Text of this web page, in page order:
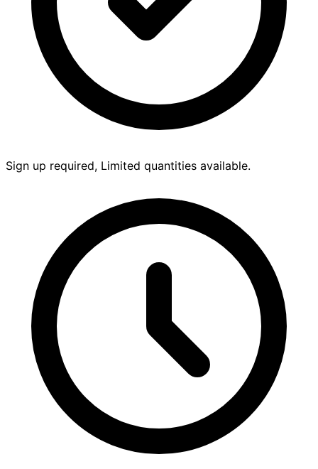
Sign up required, Limited quantities available.